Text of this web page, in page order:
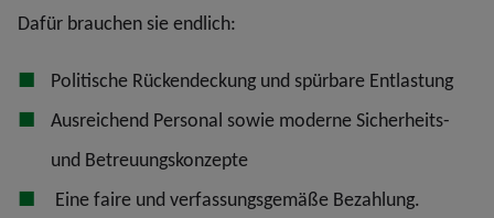
Dafür brauchen sie endlich:
Politische Rückendeckung und spürbare Entlastung
Ausreichend Personal sowie moderne Sicherheits-
und Betreuungskonzepte
Eine faire und verfassungsgemäße Bezahlung.